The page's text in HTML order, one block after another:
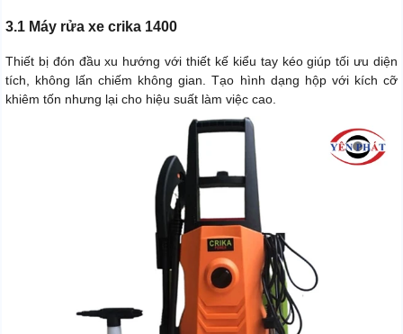
3.1 Máy rửa xe crika 1400
Thiết bị đón đầu xu hướng với thiết kế kiểu tay kéo giúp tối ưu diện
tích, không lấn chiếm không gian. Tạo hình dạng hộp với kích cỡ
khiêm tốn nhưng lại cho hiệu suất làm việc cao.